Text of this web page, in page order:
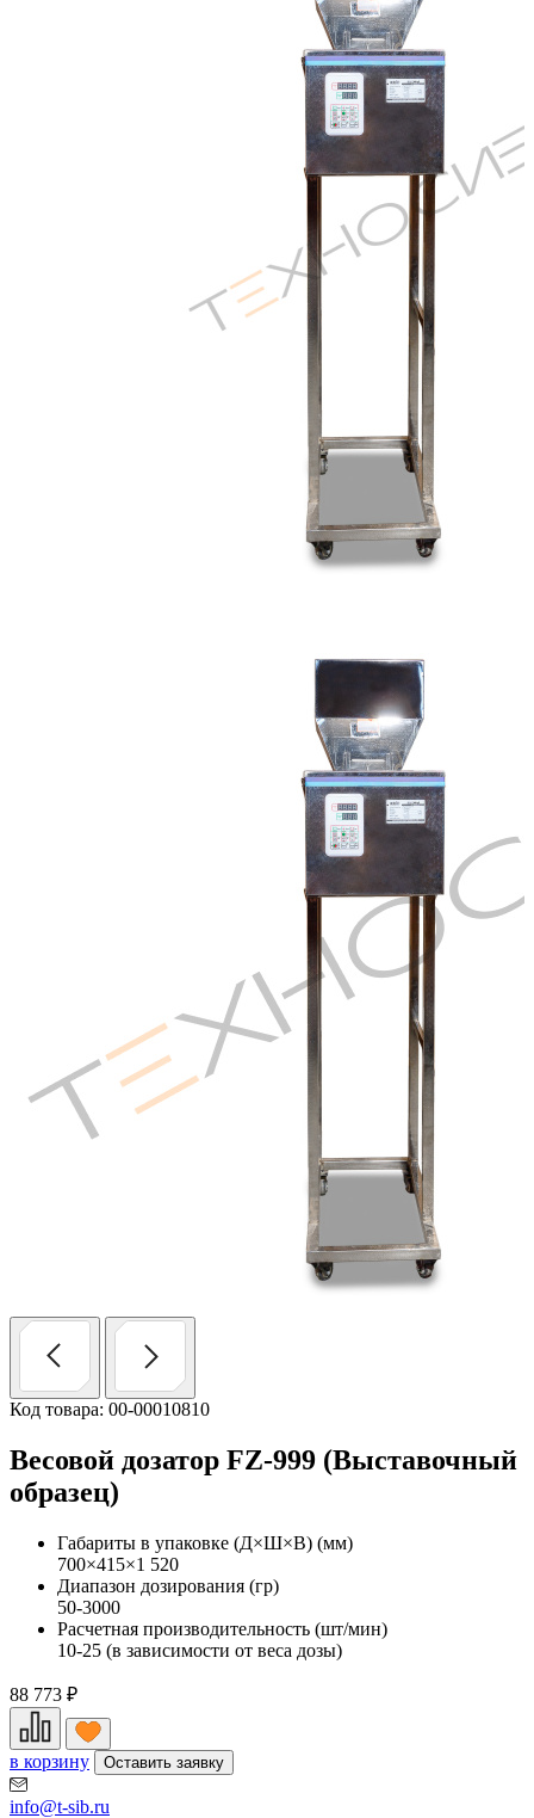
Код товара: 00-00010810
Весовой дозатор FZ-999 (Выставочный
образец)
Габариты в упаковке (Д×Ш×В) (мм)
700×415×1 520
Диапазон дозирования (гр)
50-3000
Расчетная производительность (шт/мин)
10-25 (в зависимости от веса дозы)
88 773 ₽
в корзину Оставить заявку
info@t-sib.ru